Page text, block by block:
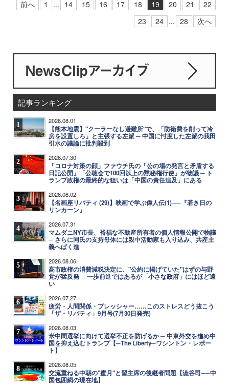
前へ 1 ... 14 15 16 17 18 19 20 21
22
23
24 ... 28 次へ
記事ランキング
1 2026.08.01
【熊本地震】"クーラーなし避難所"で、「防衛費を削って冷
房を設置しろ」と主張する左派 ─ 中国に忖度した左派の我田
引水の議論に批判殺到
2 2026.07.30
「コロナ対策の顔」ファウチ氏の「公の場の発言と矛盾する
日記公開」「公聴会で100回以上の黙秘権行使」が物議 ─ ト
ランプ政権の最終的な狙いは「中国の責任追及」にある
3 2026.08.02
【名画座リバティ (29)】映画で学ぶ偉人伝(1)──『若き日の
リンカーン』
4 2026.07.31
マムダニNY市長、裕福な不動産所有者の個人情報公開で物議
─ さらに同氏の支持母体には親中活動家も入り込み、共産主
義へばく進
5 2026.08.06
高市政権の消費減税決定に、"公約に掲げていた"はずの与野
党が猛反発 ─ 一歩前進ではあるが「小さな政府」にはほど遠
い
6 2026.07.27
疲労・人間関係・プレッシャー……このストレスどう抜こう
「ザ・リバティ」9月号(7月30日発売)
7 2026.08.03
米中間選挙に向けて選挙不正を防げるか ─ 中東外交を進め中
国を抑え込むトランプ【─The Liberty─ワシントン・レポー
ト】
8 2026.08.05
交流重ねる中朝の"蜜月"と習主席の後継者問題【澁谷司──中
国包囲網の現在地】